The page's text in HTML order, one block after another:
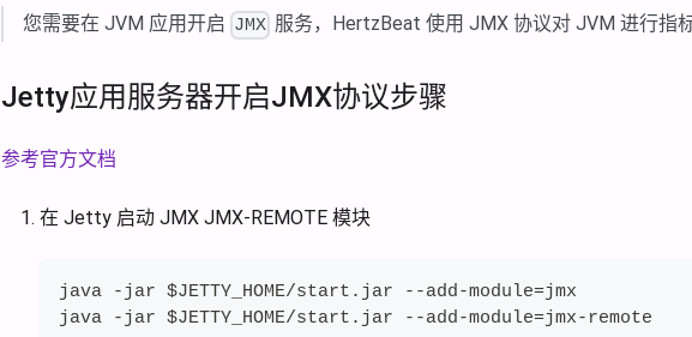
您需要在 JVM 应用开启 JMX 服务，HertzBeat 使用 JMX 协议对 JVM 进行指标
Jetty应用服务器开启JMX协议步骤
参考官方文档
在 Jetty 启动 JMX JMX-REMOTE 模块
java -jar $JETTY_HOME/start.jar --add-module=jmx
java -jar $JETTY_HOME/start.jar --add-module=jmx-remote